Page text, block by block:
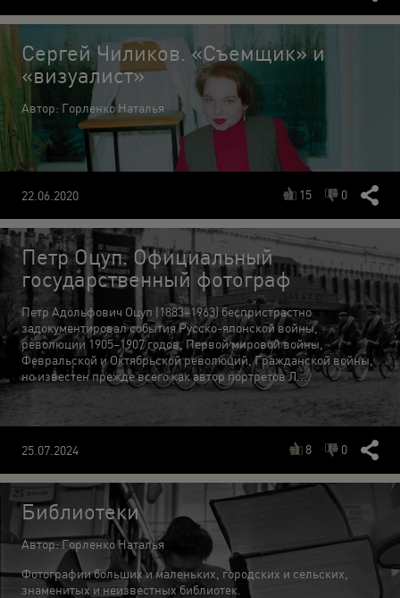
Сергей Чиликов. «Съемщик» и
«визуалист»
Автор: Горленко Наталья
22.06.2020 15 0
Петр Оцуп. Официальный
государственный фотограф
Петр Адольфович Оцуп (1883–1963) беспристрастно
задокументировал события Русско-японской войны,
революции 1905–1907 годов, Первой мировой войны,
Февральской и Октябрьской революций, Гражданской войны,
но известен прежде всего как автор портретов Л...
25.07.2024 8 0
Библиотеки
Автор: Горленко Наталья
Фотографии больших и маленьких, городских и сельских,
знаменитых и неизвестных библиотек.